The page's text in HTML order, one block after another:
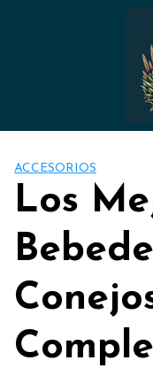
ACCESORIOS
Los